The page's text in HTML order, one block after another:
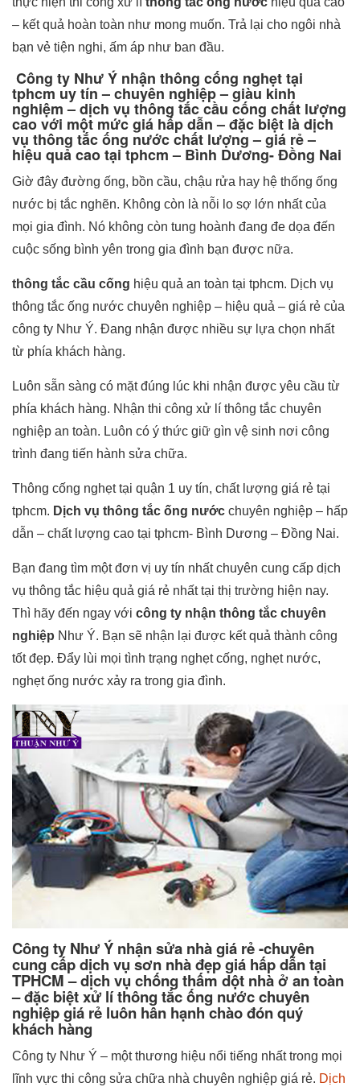
– kết quả hoàn toàn như mong muốn. Trả lại cho ngôi nhà
bạn vẻ tiện nghi, ấm áp như ban đầu.
Công ty Như Ý nhận thông cống nghẹt tại
tphcm uy tín – chuyên nghiệp – giàu kinh
nghiệm – dịch vụ thông tắc cầu cống chất lượng
cao với một mức giá hấp dẫn – đặc biệt là dịch
vụ thông tắc ống nước chất lượng – giá rẻ –
hiệu quả cao tại tphcm – Bình Dương- Đồng Nai
Giờ đây đường ống, bồn cầu, chậu rửa hay hệ thống ống
nước bị tắc nghẽn. Không còn là nỗi lo sợ lớn nhất của
mọi gia đình. Nó không còn tung hoành đang đe dọa đến
cuộc sống bình yên trong gia đình bạn được nữa.
thông tắc cầu cống hiệu quả an toàn tại tphcm. Dịch vụ
thông tắc ống nước chuyên nghiệp – hiệu quả – giá rẻ của
công ty Như Ý. Đang nhận được nhiều sự lựa chọn nhất
từ phía khách hàng.
Luôn sẵn sàng có mặt đúng lúc khi nhận được yêu cầu từ
phía khách hàng. Nhận thi công xử lí thông tắc chuyên
nghiệp an toàn. Luôn có ý thức giữ gìn vệ sinh nơi công
trình đang tiến hành sửa chữa.
Thông cống nghẹt tại quận 1 uy tín, chất lượng giá rẻ tại
tphcm. Dịch vụ thông tắc ống nước chuyên nghiệp – hấp
dẫn – chất lượng cao tại tphcm- Bình Dương – Đồng Nai.
Bạn đang tìm một đơn vị uy tín nhất chuyên cung cấp dịch
vụ thông tắc hiệu quả giá rẻ nhất tại thị trường hiện nay.
Thì hãy đến ngay với công ty nhận thông tắc chuyên
nghiệp Như Ý. Bạn sẽ nhận lại được kết quả thành công
tốt đẹp. Đẩy lùi mọi tình trạng nghẹt cống, nghẹt nước,
nghẹt ống nước xảy ra trong gia đình.
Công ty Như Ý nhận sửa nhà giá rẻ -chuyên
cung cấp dịch vụ sơn nhà đẹp giá hấp dẫn tại
TPHCM – dịch vụ chống thấm dột nhà ở an toàn
– đặc biệt xử lí thông tắc ống nước chuyên
nghiệp giá rẻ luôn hân hạnh chào đón quý
khách hàng
Công ty Như Ý – một thương hiệu nổi tiếng nhất trong mọi
lĩnh vực thi công sửa chữa nhà chuyên nghiệp giá rẻ. Dịch